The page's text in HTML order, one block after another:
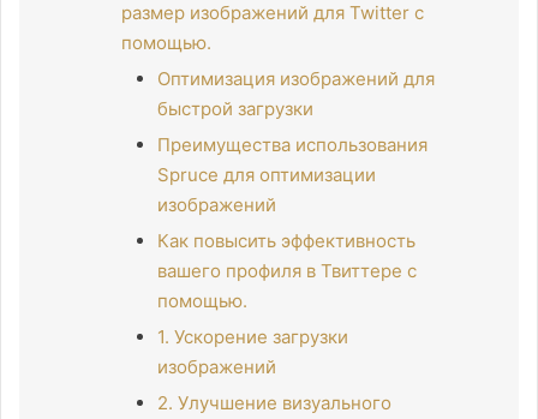
размер изображений для Twitter с
помощью.
Оптимизация изображений для
быстрой загрузки
Преимущества использования
Spruce для оптимизации
изображений
Как повысить эффективность
вашего профиля в Твиттере с
помощью.
1. Ускорение загрузки
изображений
2. Улучшение визуального